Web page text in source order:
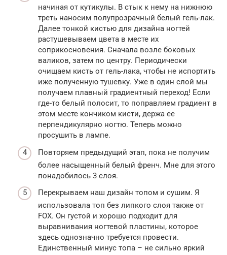
начиная от кутикулы. В стык к нему на нижнюю
треть наносим полупрозрачный белый гель-лак.
Далее тонкой кистью для дизайна ногтей
растушевываем цвета в месте их
соприкосновения. Сначала возле боковых
валиков, затем по центру. Периодически
очищаем кисть от гель-лака, чтобы не испортить
иже полученную тушевку. Уже в один слой мы
получаем плавный градиентный переход! Если
где-то белый полосит, то поправляем градиент в
этом месте кончиком кисти, держа ее
перпендикулярно ногтю. Теперь можно
просушить в лампе.
Повторяем предыдущий этап, пока не получим
более насыщенный белый френч. Мне для этого
понадобилось 3 слоя.
Перекрываем наш дизайн топом и сушим. Я
использовала топ без липкого слоя также от
FOX. Он густой и хорошо подходит для
выравнивания ногтевой пластины, которое
здесь однозначно требуется провести.
Единственный минус топа – не сильно яркий